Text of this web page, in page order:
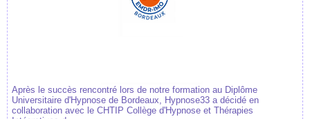
Après le succès rencontré lors de notre formation au Diplôme
Universitaire d'Hypnose de Bordeaux, Hypnose33 a décidé en
collaboration avec le CHTIP Collège d'Hypnose et Thérapies